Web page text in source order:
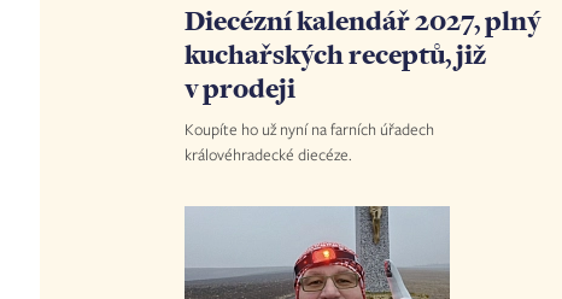
Diecézní kalendář 2027, plný
kuchařských receptů, již
v prodeji
Koupíte ho už nyní na farních úřadech
královéhradecké diecéze.